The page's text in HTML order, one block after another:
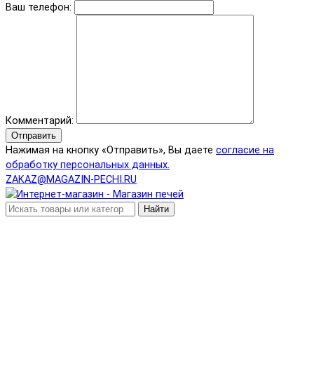
Ваш телефон:
Комментарий:
Отправить
Нажимая на кнопку «Отправить», Вы даете согласие на
обработку персональных данных.
ZAKAZ@MAGAZIN-PECHI.RU
Найти